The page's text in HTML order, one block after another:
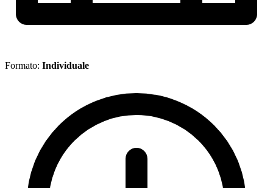
Formato: Individuale